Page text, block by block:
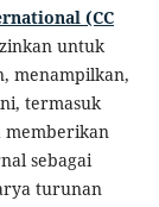
(CC
untuk
menampilkan,
termasuk
memberikan
sebagai
turunan